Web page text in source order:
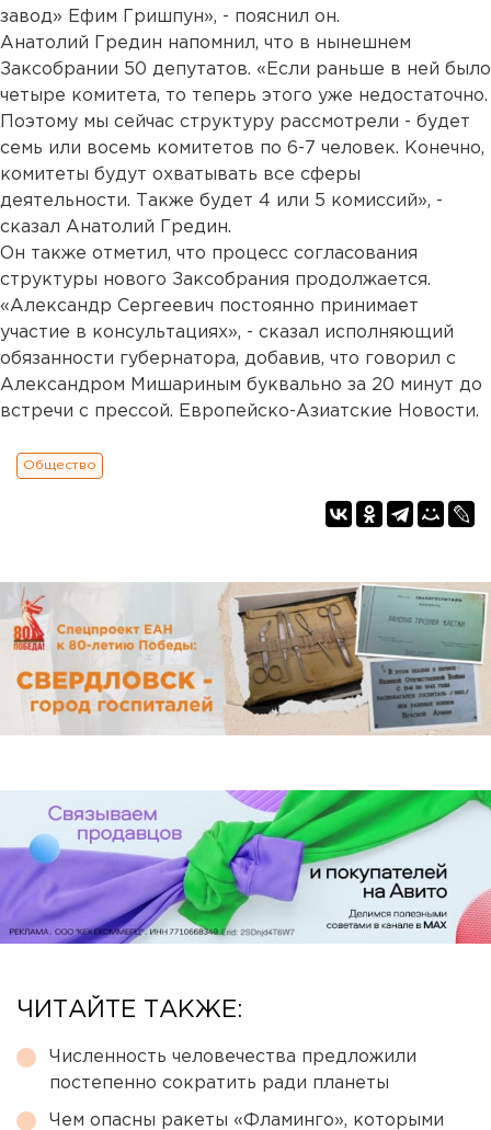
завод» Ефим Гришпун», - пояснил он.
Анатолий Гредин напомнил, что в нынешнем
Заксобрании 50 депутатов. «Если раньше в ней было
четыре комитета, то теперь этого уже недостаточно.
Поэтому мы сейчас структуру рассмотрели - будет
семь или восемь комитетов по 6-7 человек. Конечно,
комитеты будут охватывать все сферы
деятельности. Также будет 4 или 5 комиссий», -
сказал Анатолий Гредин.
Он также отметил, что процесс согласования
структуры нового Заксобрания продолжается.
«Александр Сергеевич постоянно принимает
участие в консультациях», - сказал исполняющий
обязанности губернатора, добавив, что говорил с
Александром Мишариным буквально за 20 минут до
встречи с прессой. Европейско-Азиатские Новости.
Общество
ЧИТАЙТЕ ТАКЖЕ:
Численность человечества предложили
постепенно сократить ради планеты
Чем опасны ракеты «Фламинго», которыми